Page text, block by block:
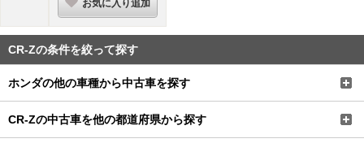
お気に入り追加
CR-Zの条件を絞って探す
ホンダの他の車種から中古車を探す
CR-Zの中古車を他の都道府県から探す